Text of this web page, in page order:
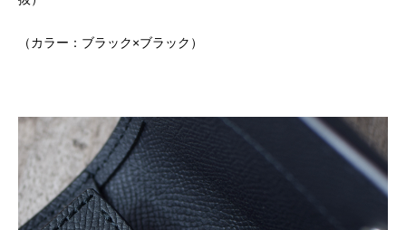
（カラー：ブラック×ブラック）